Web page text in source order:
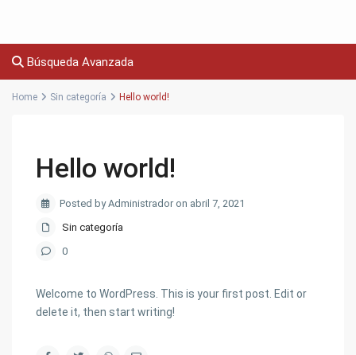
Búsqueda Avanzada
Home Sin categoría Hello world!
Hello world!
Posted by Administrador on abril 7, 2021
Sin categoría
0
Welcome to WordPress. This is your first post. Edit or
delete it, then start writing!